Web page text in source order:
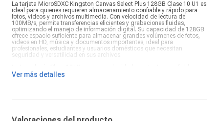
La tarjeta MicroSDXC Kingston Canvas Select Plus 128GB Clase 10 U1 es
ideal para quienes requieren almacenamiento confiable y rápido para
fotos, videos y archivos multimedia. Con velocidad de lectura de
100MB/s, permite transferencias eficientes y grabaciones fluidas,
optimizando el manejo de información digital. Su capacidad de 128GB
ofrece espacio suficiente para almacenar grandes volúmenes de fotos,
videos en HD, música y documentos importantes, ideal para
profesionales, estudiantes y usuarios domésticos que necesitan
seguridad y versatilidad en sus archivos.
permitiendo grabaciones de alta definición sin interrupciones. Su
digitales, celulares, tablets y laptops, ofreciendo una solución versátil
La Kingston Canvas Select Plus 128GB combina capacidad, velocidad y
Ver más detalles